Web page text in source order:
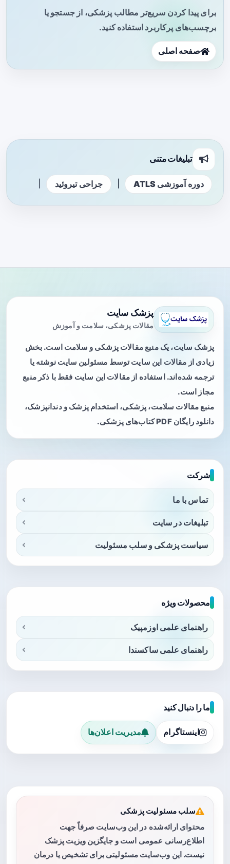
برای پیدا کردن سریع‌تر مطالب پزشکی، از جستجو یا
برچسب‌های پرکاربرد استفاده کنید.
صفحه اصلی
تبلیغات متنی
دوره آموزشی ATLS جراحی تیروئید
پزشک سایت
مقالات پزشکی، سلامت و آموزش
پزشک سایت، یک منبع مقالات پزشکی و سلامت است. بخش
زیادی از مقالات این سایت توسط مسئولین سایت نوشته یا
ترجمه شده‌اند. استفاده از مقالات این سایت فقط با ذکر منبع
مجاز است.
منبع مقالات سلامت، پزشکی، استخدام پزشک و دندانپزشک،
دانلود رایگان PDF کتاب‌های پزشکی.
شرکت
تماس با ما
تبلیغات در سایت
سیاست پزشکی و سلب مسئولیت
محصولات ویژه
راهنمای علمی اوزمپیک
راهنمای علمی ساکسندا
ما را دنبال کنید
اینستاگرام مدیریت اعلان‌ها
سلب مسئولیت پزشکی
محتوای ارائه‌شده در این وب‌سایت صرفاً جهت
اطلاع‌رسانی عمومی است و جایگزین ویزیت پزشک
نیست. این وب‌سایت مسئولیتی برای تشخیص یا درمان